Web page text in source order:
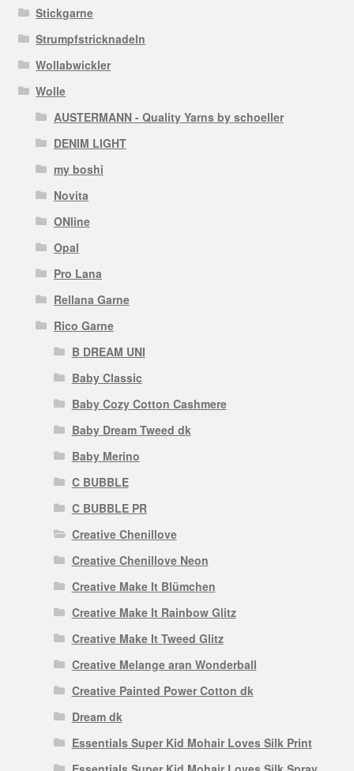
Stickgarne
Strumpfstricknadeln
Wollabwickler
Wolle
AUSTERMANN - Quality Yarns by schoeller
DENIM LIGHT
my boshi
Novita
ONline
Opal
Pro Lana
Rellana Garne
Rico Garne
B DREAM UNI
Baby Classic
Baby Cozy Cotton Cashmere
Baby Dream Tweed dk
Baby Merino
C BUBBLE
C BUBBLE PR
Creative Chenillove
Creative Chenillove Neon
Creative Make It Blümchen
Creative Make It Rainbow Glitz
Creative Make It Tweed Glitz
Creative Melange aran Wonderball
Creative Painted Power Cotton dk
Dream dk
Essentials Super Kid Mohair Loves Silk Print